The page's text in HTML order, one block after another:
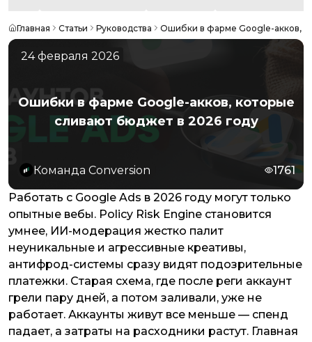
Главная Статьи Руководства Ошибки в фарме Google-акков,
24 февраля 2026
Ошибки в фарме Google-акков, которые
сливают бюджет в 2026 году
Команда Conversion 1761
Работать с Google Ads в 2026 году могут только
опытные вебы. Policy Risk Engine становится
умнее, ИИ-модерация жестко палит
неуникальные и агрессивные креативы,
антифрод-системы сразу видят подозрительные
платежки. Старая схема, где после реги аккаунт
грели пару дней, а потом заливали, уже не
работает. Аккаунты живут все меньше — спенд
падает, а затраты на расходники растут. Главная